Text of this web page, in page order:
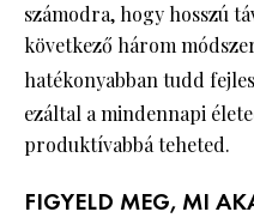
számodra, hogy hosszú
következő három
hatékonyabban tudd
ezáltal a mindennapi
produktívabbá teheted.
FIGYELD MEG, MI